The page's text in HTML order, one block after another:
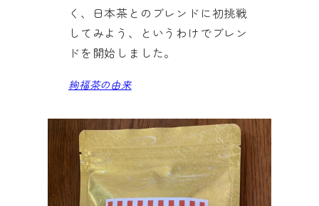
く、日本茶とのブレンドに初挑戦
してみよう、というわけでブレン
ドを開始しました。
絢福茶の由来